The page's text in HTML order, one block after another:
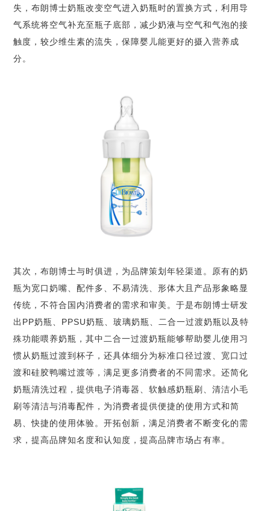
失，布朗博士奶瓶改变空气进入奶瓶时的置换方式，利用导
气系统将空气补充至瓶子底部，减少奶液与空气和气泡的接
触度，较少维生素的流失，保障婴儿能更好的摄入营养成
分。
其次，布朗博士与时俱进，为品牌策划年轻渠道。原有的奶
瓶为宽口奶嘴、配件多、不易清洗、形体大且产品形象略显
传统，不符合国内消费者的需求和审美。于是布朗博士研发
出 PP奶瓶、 PPSU奶瓶、玻璃奶瓶、二合一过渡奶瓶以及特
殊功能喂养奶瓶，其中二合一过渡奶瓶能够帮助婴儿使用习
惯从奶瓶过渡到杯子，还具体细分为标准口径过渡、宽口过
渡和硅胶鸭嘴过渡等，满足更多消费者的不同需求。还简化
奶瓶清洗过程，提供电子消毒器、软触感奶瓶刷、清洁小毛
刷等清洁与消毒配件，为消费者提供便捷的使用方式和简
易、快捷的使用体验。开拓创新，满足消费者不断变化的需
求，提高品牌知名度和认知度，提高品牌市场占有率。